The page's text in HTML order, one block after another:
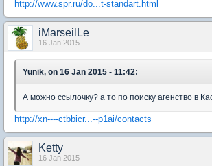
http://www.spr.ru/do...t-standart.html
iMarseilLe
16 Jan 2015
Yunik, on 16 Jan 2015 - 11:42:
А можно ссылочку? а то по поиску агенство в
http://xn----ctbbicr...--p1ai/contacts
Ketty
16 Jan 2015